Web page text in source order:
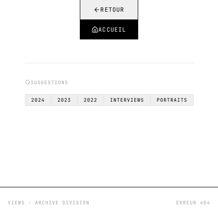
RETOUR
ACCUEIL
SUGGESTIONS
2024 2023 2022 INTERVIEWS PORTRAITS
VIEWS - ARCHIVE DIVISION ERREUR 404